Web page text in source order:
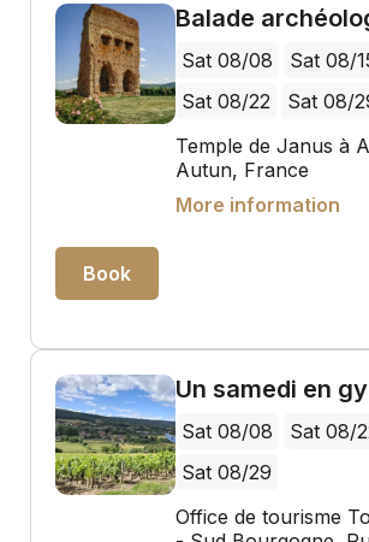
Balade
Sat 08/08
Sat 08/
Sat 08/22
Sat 08/
Temple de Janus à
Autun, France
More information
Book
Un samedi en
Sat 08/08
Sat 08/
Sat 08/29
Office de tourisme